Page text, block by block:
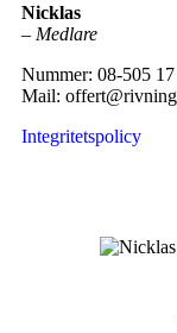
Nicklas
– Medlare
Nummer: 08-505 17
Mail:
Integritetspolicy